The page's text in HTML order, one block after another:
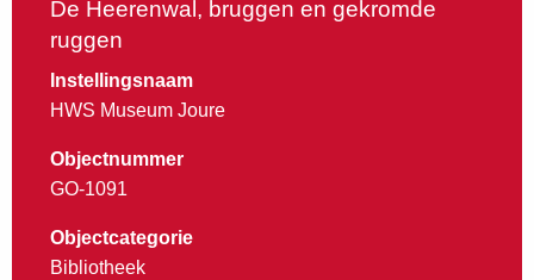
De Heerenwal, bruggen en gekromde
ruggen
Instellingsnaam
HWS Museum Joure
Objectnummer
GO-1091
Objectcategorie
Bibliotheek